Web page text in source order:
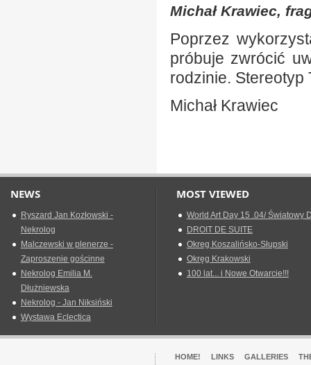
Michał Krawiec,
Poprzez
próbuje zwrócić
rodzinie. Stereotyp
Michał Krawiec
NEWS
Ryszard Jan Kozłowski -
Nekrolog
Malczewski w plenerze -
Zaproszenie gościnne
Nekrolog Emilia M.
Dłużniewska
Nekrolog - Jan Niksiński
Wystawa Eclectica
MOST VIEWED
World Art Day 15 .04/ Światowy
DROIT DE SUITE
Okreg Koszalińsko-Słupski
Okręg Krakowski
100 lat... i Nowe Otwarcie!!!
HOME! LINKS GALLERIES